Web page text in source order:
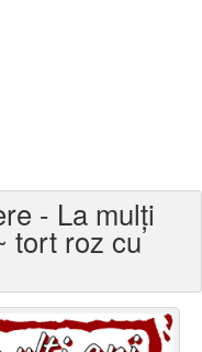
- La mulți
tort roz cu